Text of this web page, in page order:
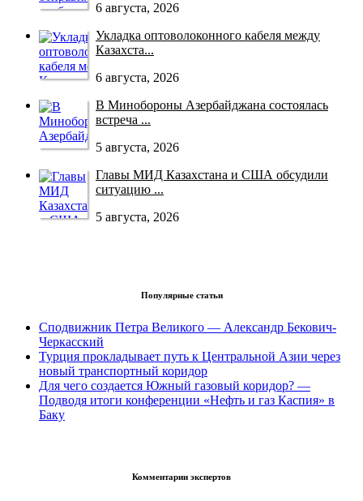
6 августа, 2026
Укладка оптоволоконного кабеля между
Казахста...
6 августа, 2026
В Минобороны Азербайджана состоялась
встреча ...
5 августа, 2026
Главы МИД Казахстана и США обсудили
ситуацию ...
5 августа, 2026
Популярные статьи
Сподвижник Петра Великого — Александр Бекович-
Черкасский
Турция прокладывает путь к Центральной Азии через
новый транспортный коридор
Для чего создается Южный газовый коридор? —
Подводя итоги конференции «Нефть и газ Каспия» в
Баку
Комментарии экспертов